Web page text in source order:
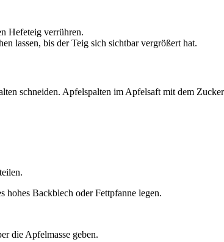
Hefeteig verrühren.
lassen, bis der Teig sich sichtbar vergrößert hat.
schneiden. Apfelspalten im Apfelsaft mit dem
hohes Backblech oder Fettpfanne legen.
die Apfelmasse geben.